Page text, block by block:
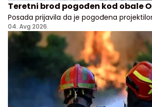
Teretni brod pogođen kod obale
Posada prijavila da je pogođena
noći, nema potvrde odakle je napad
04. Avg 2026.